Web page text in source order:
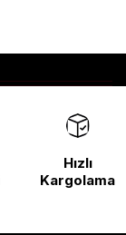
Hızlı
Kargolama